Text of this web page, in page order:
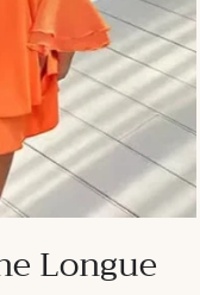
Longue